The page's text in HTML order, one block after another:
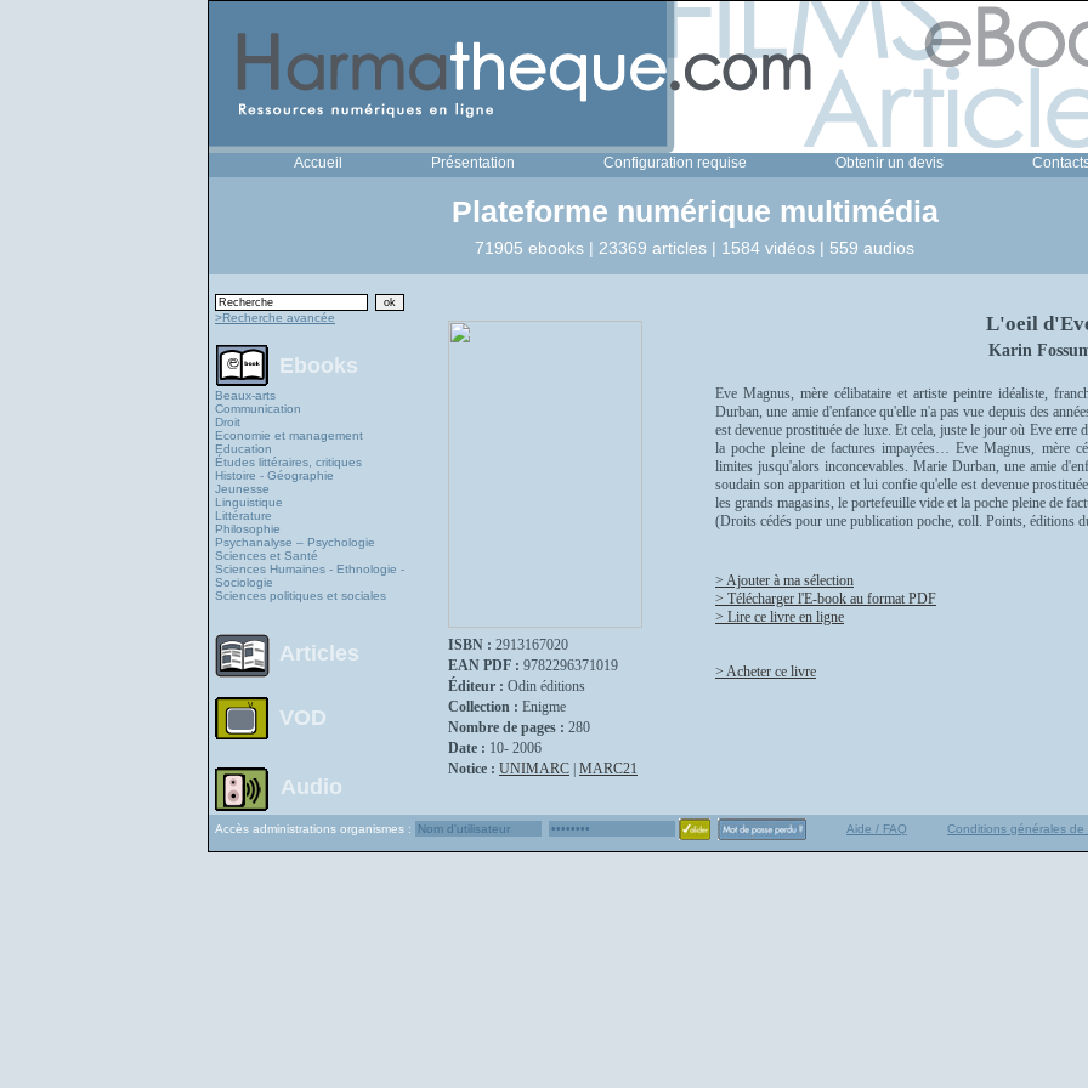
Accueil Présentation Configuration requise Obtenir un devis
Plateforme numérique multimédia
71905 ebooks | 23369 articles | 1584 vidéos | 559 audios
>Recherche avancée
Ebooks
Beaux-arts
Communication
Droit
Economie et management
Education
Études littéraires, critiques
Histoire - Géographie
Jeunesse
Linguistique
Littérature
Philosophie
Psychanalyse – Psychologie
Sciences et Santé
Sciences Humaines - Ethnologie -
Sociologie
Sciences politiques et sociales
Articles
VOD
Audio
ISBN : 2913167020
EAN PDF : 9782296371019
Éditeur : Odin éditions
Collection : Enigme
Nombre de pages : 280
Date : 10- 2006
Notice : UNIMARC MARC21
L'oeil
Karin
Eve Magnus, mère célibataire et artiste peintre idéaliste,
Durban, une amie d'enfance qu'elle n'a pas vue depuis des
est devenue prostituée de luxe. Et cela, juste le jour où Eve erre
la poche pleine de factures impayées… Eve Magnus, mère
limites jusqu'alors inconcevables. Marie Durban, une amie
soudain son apparition et lui confie qu'elle est devenue
les grands magasins, le portefeuille vide et la poche pleine de
(Droits cédés pour une publication poche, coll. Points, éditions
> Ajouter à ma sélection
> Télécharger l'E-book au format PDF
> Lire ce livre en ligne
> Acheter ce livre
Accès administrations organismes : Aide / FAQ Conditions générales de